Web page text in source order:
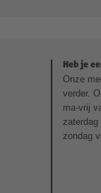
Heb je
Onze
verder.
ma-vrij
zondag